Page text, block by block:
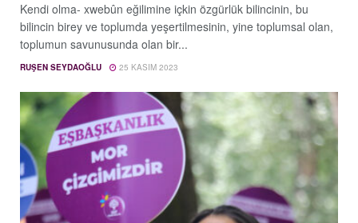
Kendi olma- xwebûn eğilimine içkin özgürlük bilincinin, bu
bilincin birey ve toplumda yeşertilmesinin, yine toplumsal olan,
toplumun savunusunda olan bir...
RUŞEN SEYDAOĞLU 25 KASIM 2023